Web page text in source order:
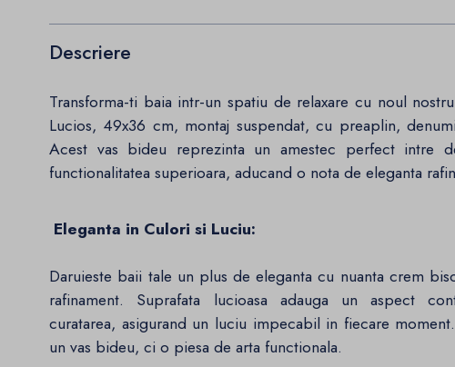
Descriere
Transforma-ti baia intr-un spatiu de relaxare cu noul
Lucios, 49x36 cm, montaj suspendat, cu preaplin,
Acest vas bideu reprezinta un amestec perfect intre
functionalitatea superioara, aducand o nota de eleganta
Eleganta in Culori si Luciu:
Daruieste baii tale un plus de eleganta cu nuanta crem
rafinament. Suprafata lucioasa adauga un aspect
curatarea, asigurand un luciu impecabil in fiecare
un vas bideu, ci o piesa de arta functionala.